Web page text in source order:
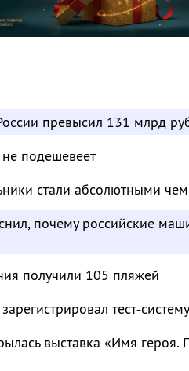
превысил 131 млрд
подешевеет
стали абсолютными
почему российские
получили 105 пляжей
выставка «Имя героя.